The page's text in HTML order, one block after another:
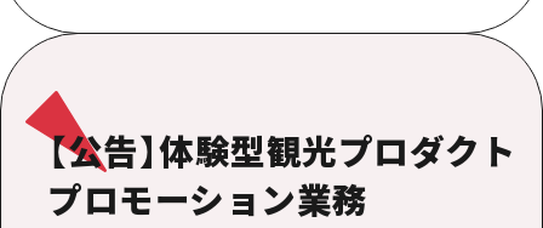
【公告】体験型観光プロダクト
プロモーション業務